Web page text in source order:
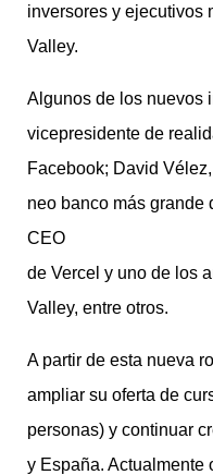
inversores y ejecutivos
Valley.
Algunos de los nuevos
vicepresidente de
Facebook; David
neo banco más grande
CEO
de Vercel y uno de los
Valley, entre otros.
A partir de esta nueva
ampliar su oferta de
personas) y continuar
y España. Actualmente